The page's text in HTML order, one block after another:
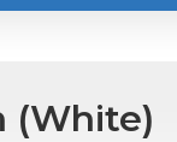
(White)